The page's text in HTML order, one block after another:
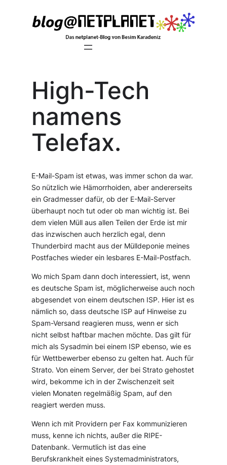
High-Tech
namens
Telefax.
E-Mail-Spam ist etwas, was immer schon da war.
So nützlich wie Hämorrhoiden, aber andererseits
ein Gradmesser dafür, ob der E-Mail-Server
überhaupt noch tut oder ob man wichtig ist. Bei
dem vielen Müll aus allen Teilen der Erde ist mir
das inzwischen auch herzlich egal, denn
Thunderbird macht aus der Mülldeponie meines
Postfaches wieder ein lesbares E-Mail-Postfach.
Wo mich Spam dann doch interessiert, ist, wenn
es deutsche Spam ist, möglicherweise auch noch
abgesendet von einem deutschen ISP. Hier ist es
nämlich so, dass deutsche ISP auf Hinweise zu
Spam-Versand reagieren muss, wenn er sich
nicht selbst haftbar machen möchte. Das gilt für
mich als Sysadmin bei einem ISP ebenso, wie es
für Wettbewerber ebenso zu gelten hat. Auch für
Strato. Von einem Server, der bei Strato gehostet
wird, bekomme ich in der Zwischenzeit seit
vielen Monaten regelmäßig Spam, auf den
reagiert werden muss.
Wenn ich mit Providern per Fax kommunizieren
muss, kenne ich nichts, außer die RIPE-
Datenbank. Vermutlich ist das eine
Berufskrankheit eines Systemadministrators,